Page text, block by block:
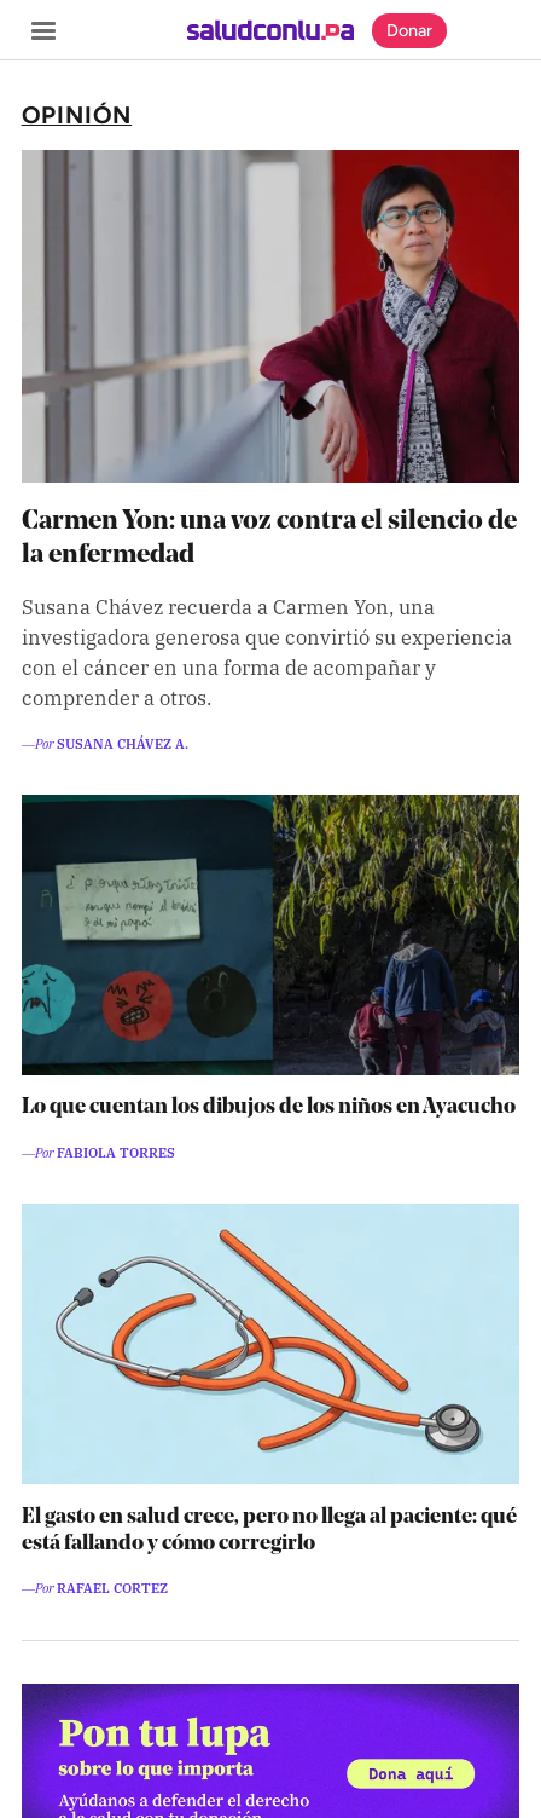
Nosotros
Comprueba
Climatopedia
Medio ambiente
Salud mental
Género
Sobremesa
FORMATOS
Entrevistas
Opinión
Biblioterapia
Cartas y réplicas
Pon tu lupa sobre lo
que importa
RECIBE NUESTRO BOLETÍN
Donar
OPINIÓN
Carmen Yon: una voz contra el silencio de
la enfermedad
Susana Chávez recuerda a Carmen Yon, una
investigadora generosa que convirtió su experiencia
con el cáncer en una forma de acompañar y
comprender a otros.
―PorSUSANA CHÁVEZ A.
Lo que cuentan los dibujos de los niños en Ayacucho
―PorFABIOLA TORRES
El gasto en salud crece, pero no llega al paciente: qué
está fallando y cómo corregirlo
―PorRAFAEL CORTEZ